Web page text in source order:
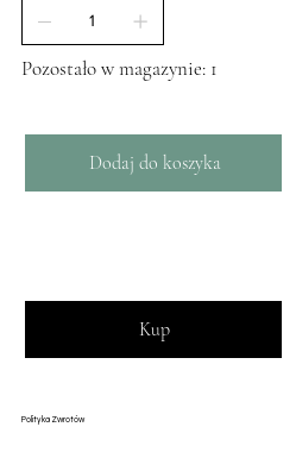
Pozostało w magazynie: 1
Dodaj do koszyka
Kup
Polityka Zwrotów